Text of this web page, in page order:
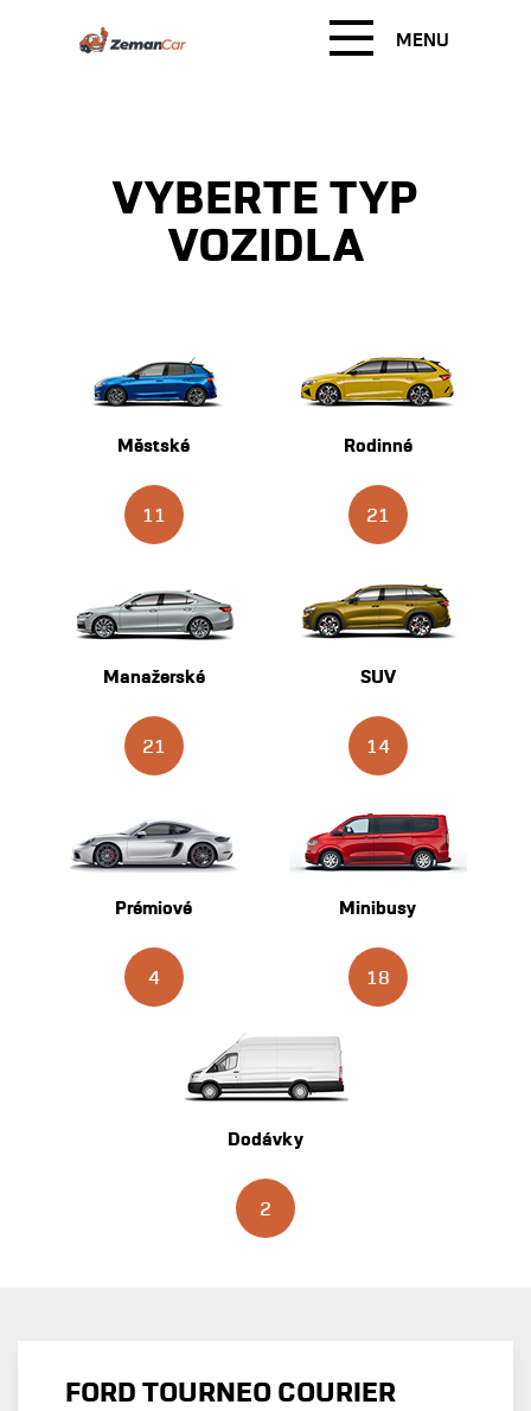
MENU
VYBERTE TYP
VOZIDLA
Městské
11
Rodinné
21
Manažerské
21
SUV
14
Prémiové
4
Minibusy
18
Dodávky
2
FORD TOURNEO COURIER